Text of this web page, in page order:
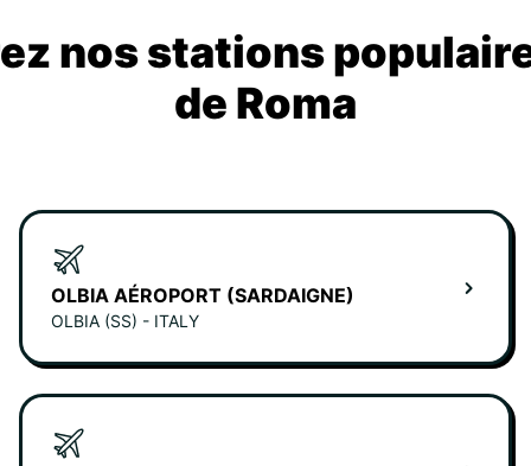
nos stations
de Roma
OLBIA AÉROPORT (SARDAIGNE)
OLBIA (SS) - ITALY